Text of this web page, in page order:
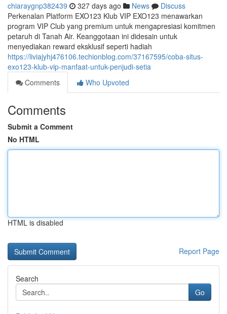
chiaraygnp382439 327 days ago News
Discuss
Perkenalan Platform EXO123 Klub VIP EXO123 menawarkan
program VIP Club yang premium untuk mengapresiasi komitmen
petaruh di Tanah Air. Keanggotaan ini didesain untuk
menyediakan reward eksklusif seperti hadiah
https://liviajyhj476106.techionblog.com/37167595/coba-situs-
exo123-klub-vip-manfaat-untuk-penjudi-setia
Comments
Who Upvoted
Comments
Submit a Comment
No HTML
HTML is disabled
Report Page
Search
Go